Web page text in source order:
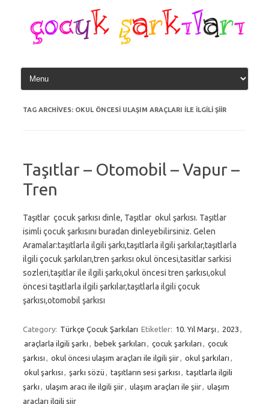
content
TAG ARCHIVES: OKUL ÖNCESI ULAŞIM ARAÇLARI ILE ILGILI ŞIIR
Taşıtlar – Otomobil – Vapur –
Tren
Taşıtlar çocuk şarkısı dinle, Taşıtlar okul şarkısı. Taşıtlar
isimli çocuk şarkısını buradan dinleyebilirsiniz. Gelen
Aramalar:taşıtlarla ilgili şarkı,taşıtlarla ilgili şarkılar,taşıtlarla
ilgili çocuk şarkıları,tren şarkısı okul öncesi,tasitlar sarkisi
sozleri,taşıtlar ile ilgili şarkı,okul öncesi tren şarkısı,okul
öncesi taşıtlarla ilgili şarkılar,taşıtlarla ilgili çocuk
şarkısı,otomobil şarkısı
Category: Türkçe Çocuk Şarkıları Etiketler: 10. Yıl Marşı 2023
araçlarla ilgili şarkı
bebek şarkıları çocuk şarkıları
çocuk
şarkısı
okul öncesi ulaşım araçları ile ilgili şiir okul şarkıları
okul şarkısı
şarkı sözü taşıtların sesi şarkısı
taşıtlarla ilgili
şarkı
ulaşım aracı ile ilgili şiir ulaşım araçları ile şiir
ulaşım
araçları ilgili şiir